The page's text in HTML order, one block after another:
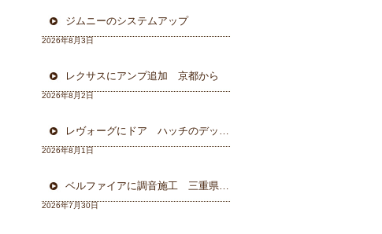
ジムニーのシステムアップ
2026年8月3日
レクサスにアンプ追加 京都から
2026年8月2日
レヴォーグにドア ハッチのデッドニング 徳島から
2026年8月1日
ベルファイアに調音施工 三重県から
2026年7月30日